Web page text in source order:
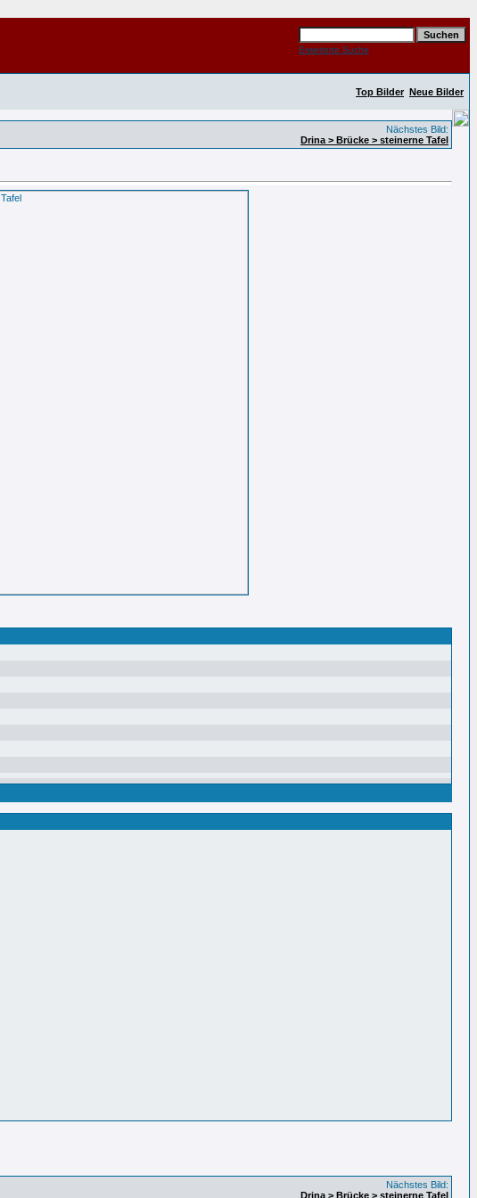
Erweiterte Suche
Top Bilder Neue Bilder
Nächstes Bild:
Drina > Brücke > steinerne Tafel
Nächstes Bild:
Drina > Brücke > steinerne Tafel